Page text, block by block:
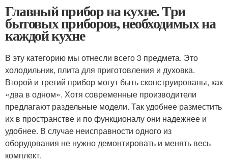
Главный прибор на кухне. Три
бытовых приборов, необходимых на
каждой кухне
В эту категорию мы отнесли всего 3 предмета. Это
холодильник, плита для приготовления и духовка.
Второй и третий прибор могут быть сконструированы, как
«два в одном». Хотя современные производители
предлагают раздельные модели. Так удобнее разместить
их в пространстве и по функционалу они надежнее и
удобнее. В случае неисправности одного из
оборудования не нужно демонтировать и менять весь
комплект.